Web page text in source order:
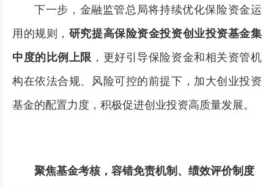
下一步，金融监管总局将持续优化保险资金运
用的规则， 研究提高保险资金投资创业投资基金集
中度的比例上限 ，更好引导保险资金和相关资管机
构在依法合规、风险可控的前提下，加大创业投资
基金的配置力度，积极促进创业投资高质量发展。
聚焦基金考核，容错免责机制、绩效评价制度